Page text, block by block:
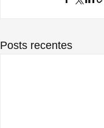
Posts recentes